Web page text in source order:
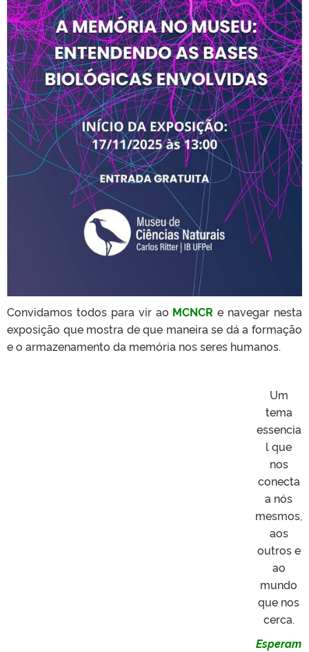
Convidamos todos para vir ao MCNCR e navegar nesta
exposição que mostra de que maneira se dá a formação
e o armazenamento da memória nos seres humanos.
Um
tema
essencia
l que
nos
conecta
a nós
mesmos,
aos
outros e
ao
mundo
que nos
cerca.
Esperam